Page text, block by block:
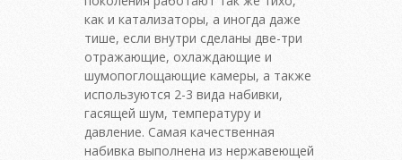
как и катализаторы, а иногда даже
тише, если внутри сделаны две-три
отражающие, охлаждающие и
шумопоглощающие камеры, а также
используются 2-3 вида набивки,
гасящей шум, температуру и
давление. Самая качественная
набивка выполнена из нержавеющей